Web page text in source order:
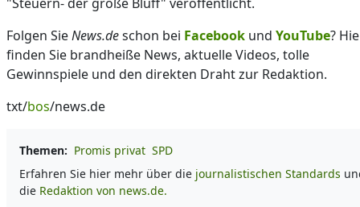
Folgen SieNews.deschon bei Facebook und YouTube?
finden Sie brandheiße News, aktuelle Videos, tolle
Gewinnspiele und den direkten Draht zur Redaktion.
txt/bos/news.de
Themen: Promis privat SPD
Erfahren Sie hier mehr über die journalistischen Standards
die Redaktion von news.de.